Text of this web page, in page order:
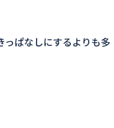
ぱなしにするよりも多